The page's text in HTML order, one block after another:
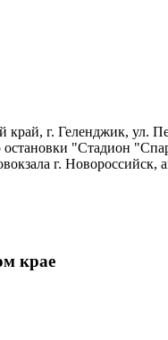
край, г. Геленджик, ул.
"Стадион
г.
крае